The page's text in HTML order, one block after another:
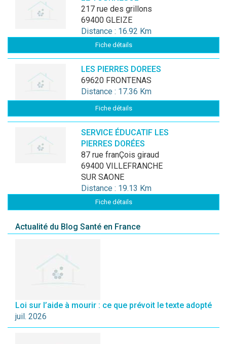
217 rue des grillons
69400 GLEIZE
Distance : 16.92 Km
Fiche détails
LES PIERRES DOREES
69620 FRONTENAS
Distance : 17.36 Km
Fiche détails
SERVICE ÉDUCATIF LES
PIERRES DORÉES
87 rue franÇois giraud
69400 VILLEFRANCHE
SUR SAONE
Distance : 19.13 Km
Fiche détails
Actualité du Blog Santé en France
Loi sur l’aide à mourir : ce que prévoit le texte adopté
juil. 2026